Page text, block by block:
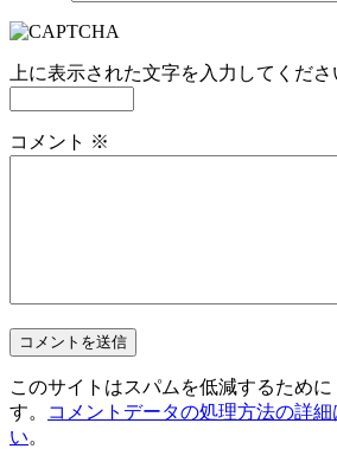
上に表示された文字を入力してくださ
コメント ※
このサイトはスパムを低減するために
す。
コメントデータの処理方法の詳
い。